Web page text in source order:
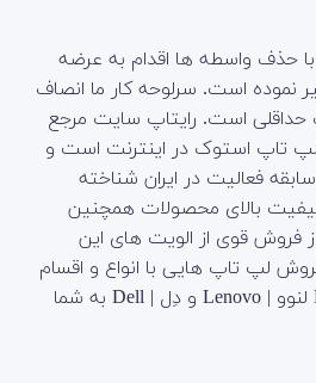
با حذف واسطه ها اقدام به عرضه
نموده است. سرلوحه کار ما انصاف
است. رایتاپ سایت مرجع
تاپ استوک در اینترنت است و
از 10 سال سابقه فعالیت در ایران شناخته
بالای محصولات همچنین
قوی از الویت های این
لپ تاپ هایی با انواع و اقسام
برندهایی نظیر اچ پی | HP لنوو | Lenovo و دِل | Dell به شما